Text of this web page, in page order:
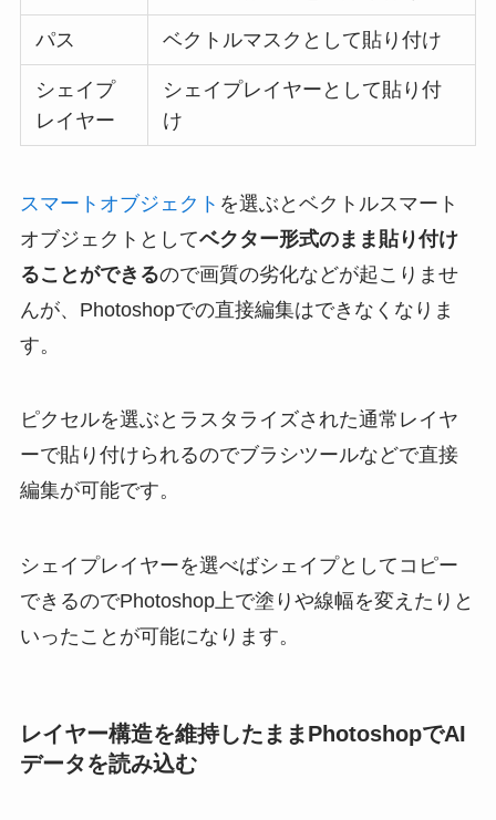
パス ベクトルマスクとして貼り付け
シェイプ
レイヤー
シェイプレイヤーとして貼り付
け
スマートオブジェクト を選ぶとベクトルスマート
オブジェクトとしてベクター形式のまま貼り付け
ることができるので画質の劣化などが起こりませ
んが、Photoshopでの直接編集はできなくなりま
す。
ピクセルを選ぶとラスタライズされた通常レイヤ
ーで貼り付けられるのでブラシツールなどで直接
編集が可能です。
シェイプレイヤーを選べばシェイプとしてコピー
できるのでPhotoshop上で塗りや線幅を変えたりと
いったことが可能になります。
レイヤー構造を維持したままPhotoshopでAI
データを読み込む